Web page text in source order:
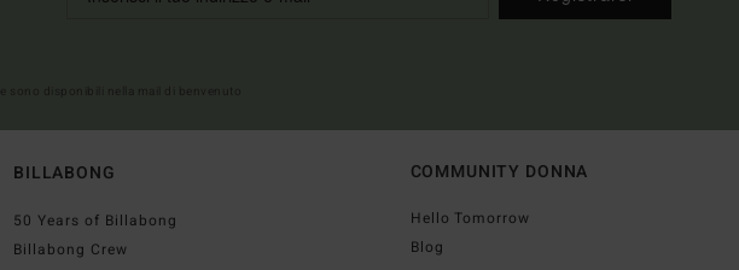
BILLABONG
50 Years of Billabong
Billabong Crew
COMMUNITY DONNA
Hello Tomorrow
Blog